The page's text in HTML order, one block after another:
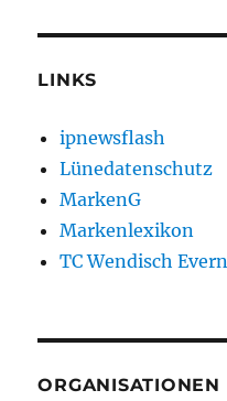
LINKS
ipnewsflash
Lünedatenschutz
MarkenG
Markenlexikon
TC Wendisch Evern
ORGANISATIONEN